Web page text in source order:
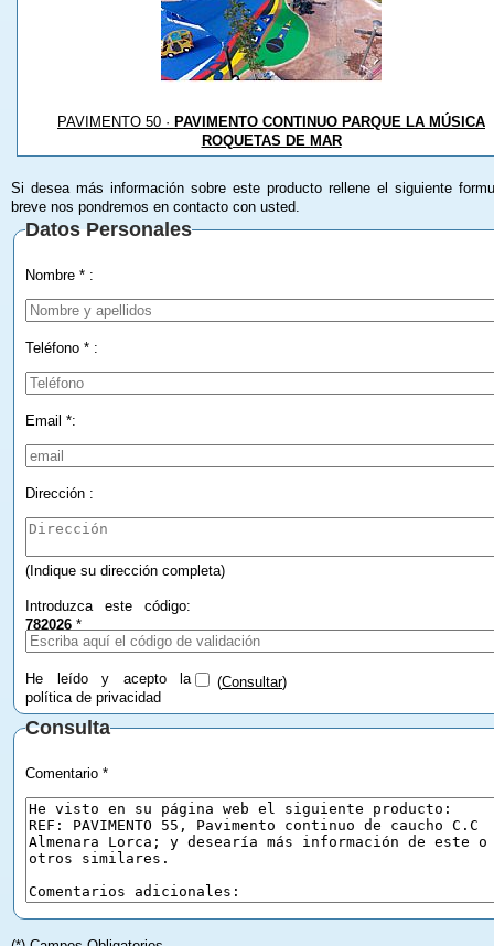
PAVIMENTO 50 · PAVIMENTO CONTINUO PARQUE LA MÚSICA
ROQUETAS DE MAR
Si desea más información sobre este producto rellene el siguiente
breve nos pondremos en contacto con usted.
Datos Personales
Nombre * :
Teléfono * :
Email *:
Dirección :
(Indique su dirección completa)
Introduzca este código:
782026 *
He leído y acepto la
política de privacidad
(Consultar)
Consulta
Comentario *